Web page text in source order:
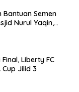
Bantuan Semen
Nurul Yaqin,
Liberty FC
Jilid 3